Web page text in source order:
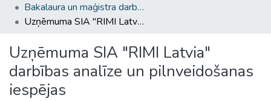
Bakalaura un maģistra darbi (ESZF) / Bachelor's and Master's theses
Uzņēmuma SIA "RIMI Latvia" darbības analīze un pilnveidošanas iespējas
Uzņēmuma SIA "RIMI Latvia"
darbības analīze un pilnveidošanas
iespējas